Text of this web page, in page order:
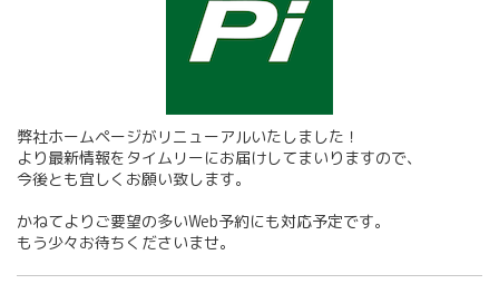
弊社ホームページがリニューアルいたしました！
より最新情報をタイムリーにお届けしてまいりますので、
今後とも宜しくお願い致します。
かねてよりご要望の多いWeb予約にも対応予定です。
もう少々お待ちくださいませ。